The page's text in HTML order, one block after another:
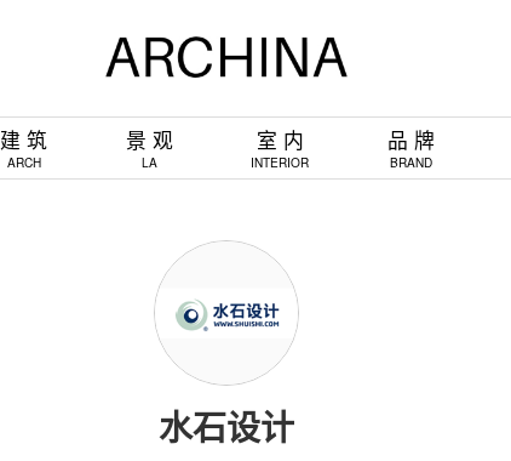
建 筑
ARCH
景 观
LA
室 内
INTERIOR
品 牌
BRAND
水石设计